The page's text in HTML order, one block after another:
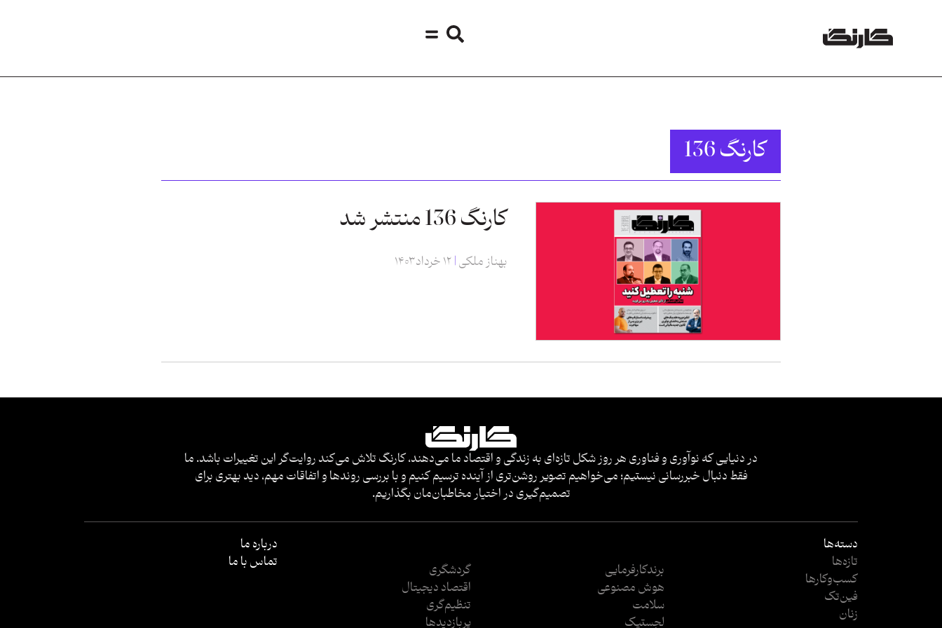
کارنگ 136
کارنگ 136 منتشر شد
بهناز ملکی ۱۲ خرداد ۱۴۰۳
در دنیایی که نوآوری و فناوری هر روز شکل تازه‌ای به زندگی و اقتصاد ما می‌دهند، کارنگ تلاش می‌کند روایت‌گر این تغییرات باشد. ما
فقط دنبال خبررسانی نیستیم؛ می‌خواهیم تصویر روشن‌تری از آینده ترسیم کنیم و با بررسی روندها و اتفاقات مهم، دید بهتری برای
تصمیم‌گیری در اختیار مخاطبان‌مان بگذاریم.
دسته‌ها
تازه‌ها
کسب‌وکار‌ها
فین‌تک
زنان
برندکارفرمایی
هوش مصنوعی
سلامت
لجستیک
گردشگری
اقتصاد دیجیتال
تنظیم‌گری
پربازدید‌ها
درباره ما
تماس با ما